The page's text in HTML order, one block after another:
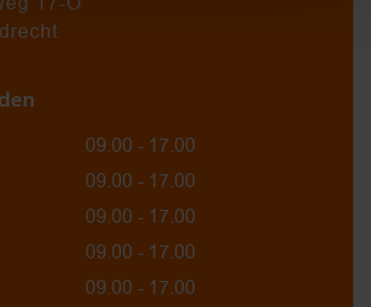
09.00 - 17.00
09.00 - 17.00
09.00 - 17.00
09.00 - 17.00
09.00 - 17.00